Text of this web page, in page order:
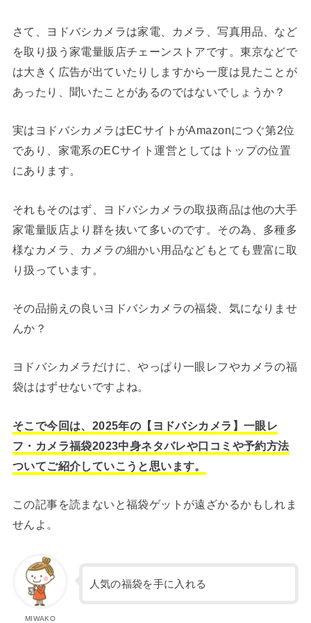
さて、ヨドバシカメラは家電、カメラ、写真用品、など
を取り扱う家電量販店チェーンストアです。東京などで
は大きく広告が出ていたりしますから一度は見たことが
あったり、聞いたことがあるのではないでしょうか？
実はヨドバシカメラはECサイトがAmazonにつぐ第2位
であり、 家電系のECサイト運営としてはトップの位置
にあります。
それもそのはず、ヨドバシカメラの取扱商品は他の大手
家電量販店より群を抜いて多いのです。その為、多種多
様なカメラ、カメラの細かい用品などもとても豊富に取
り扱っています。
その品揃えの良いヨドバシカメラの福袋、気になりませ
んか？
ヨドバシカメラだけに、やっぱり一眼レフやカメラの福
袋ははずせないですよね。
そこで今回は、2025年の【ヨドバシカメラ】一眼レ
フ・カメラ福袋2023中身ネタバレや口コミや予約方法
ついてご紹介していこうと思います。
この記事を読まないと福袋ゲットが遠ざかるかもしれま
せんよ。
MIWAKO
人気の福袋を手に入れる